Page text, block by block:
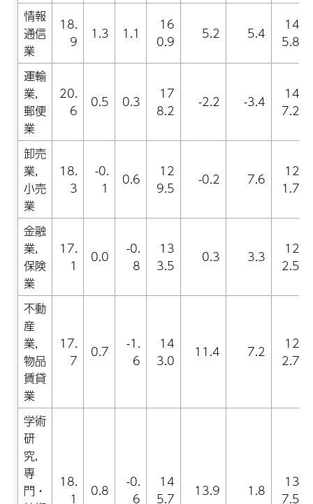
情報
通信
業
18.
9
1.3 1.1
16
0.9
5.2 5.4
14
5.8
運輸
業,
郵便
業
20.
6
0.5 0.3
17
8.2
-2.2 -3.4
14
7.2
卸売
業,
小売
業
18.
3
-0.
1
0.6
12
9.5
-0.2 7.6
12
1.7
金融
業,
保険
業
17.
1
0.0
-0.
8
13
3.5
0.3 3.3
12
2.5
不動
産
業,
物品
賃貸
業
17.
7
0.7
-1.
6
14
3.0
11.4 7.2
12
2.7
学術
研
究,
専
門・
18.
1
0.8
-0.
6
14
5.7
13.9 1.8
13
7.5